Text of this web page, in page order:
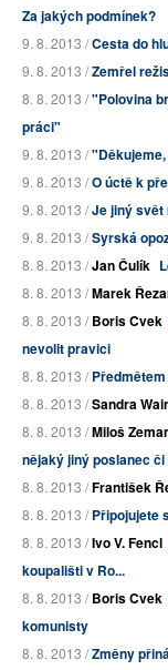
Za jakých podmínek?
9. 8. 2013 /Cesta do
9. 8. 2013 /Zemřel
8. 8. 2013 /"Polovina
práci"
9. 8. 2013 /
9. 8. 2013 /O úctě k
9. 8. 2013 /Je jiný svět
9. 8. 2013 /Syrská
8. 8. 2013 /Jan Čulík
8. 8. 2013 /Marek
8. 8. 2013 /Boris Cvek
nevolit pravici
8. 8. 2013 /
8. 8. 2013 /Sandra
8. 8. 2013 /Miloš
nějaký jiný poslanec či
8. 8. 2013 /František
8. 8. 2013 /Připojujete
8. 8. 2013 /Ivo V. Fencl
koupališti v Ro...
8. 8. 2013 /Boris Cvek
komunisty
8. 8. 2013 /Změny